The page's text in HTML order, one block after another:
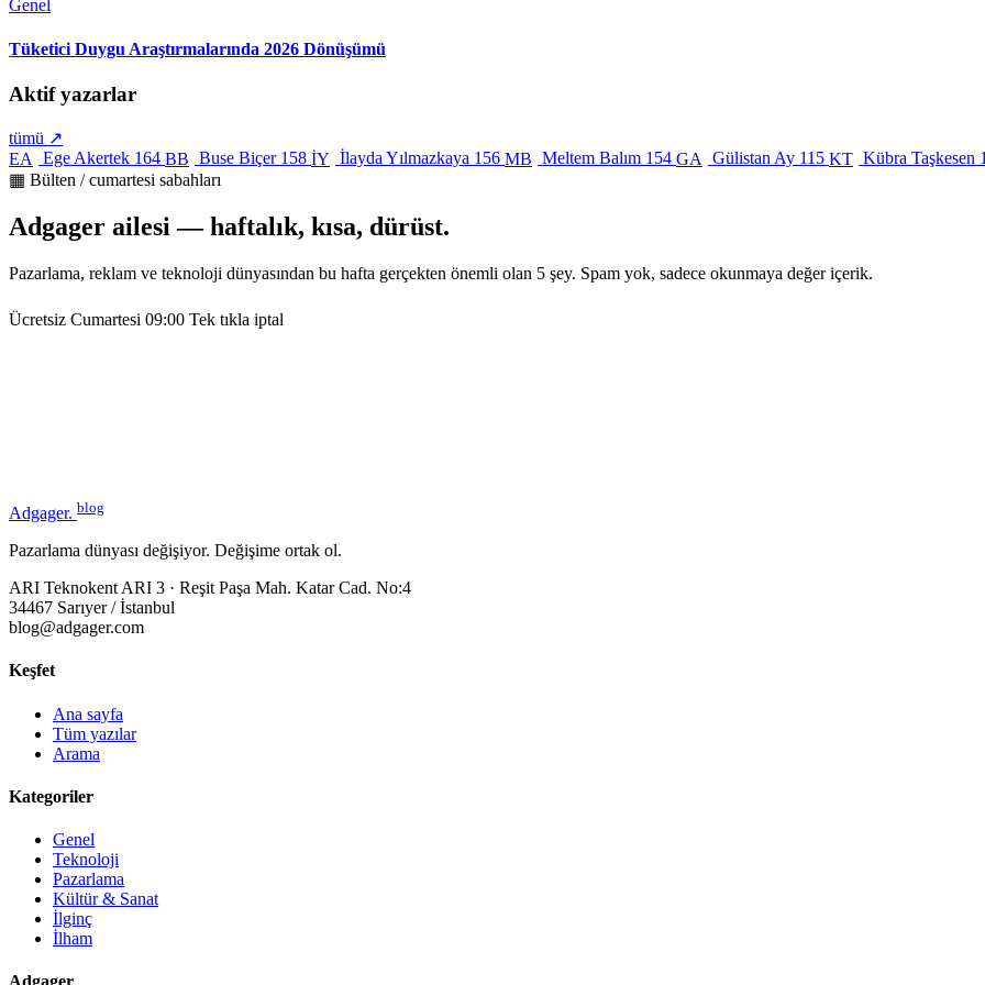
Genel
Tüketici Duygu Araştırmalarında 2026 Dönüşümü
Aktif yazarlar
tümü ↗
EA
Ege Akertek 164 BB Buse Biçer 158 İY İlayda Yılmazkaya 156 MB Meltem Balım 154 GA Gülistan Ay 115 KT Kübra Taşkesen
▦ Bülten / cumartesi sabahları
Adgager ailesi — haftalık, kısa, dürüst.
Pazarlama, reklam ve teknoloji dünyasından bu hafta gerçekten önemli olan 5 şey. Spam yok, sadece okunmaya değer içerik.
Ücretsiz Cumartesi 09:00 Tek tıkla iptal
Adgager. blog
Pazarlama dünyası değişiyor. Değişime ortak ol.
ARI Teknokent ARI 3 · Reşit Paşa Mah. Katar Cad. No:4
34467 Sarıyer / İstanbul
blog@adgager.com
Keşfet
Ana sayfa
Tüm yazılar
Arama
Kategoriler
Genel
Teknoloji
Pazarlama
Kültür & Sanat
İlginç
İlham